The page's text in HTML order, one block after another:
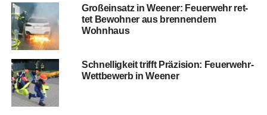
Groß­ein­satz in Wee­ner: Feu­er­wehr ret­
tet Bewoh­ner aus bren­nen­dem
Wohnhaus
Schnel­lig­keit trifft Prä­zi­si­on: Feu­er­wehr-
Wett­be­werb in Weener